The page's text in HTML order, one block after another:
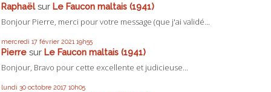
Raphaëlsur Le Faucon maltais (1941)
Bonjour Pierre, merci pour votre message (que j'ai validé...
mercredi 17 février 2021 19h55
Pierre sur Le Faucon maltais (1941)
Bonjour, Bravo pour cette excellente et judicieuse...
lundi 30 octobre 2017 10h05